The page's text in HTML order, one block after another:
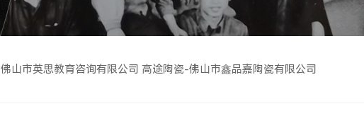
佛山市英思教育咨询有限公司 高途陶瓷-佛山市鑫品嘉陶瓷有限公司